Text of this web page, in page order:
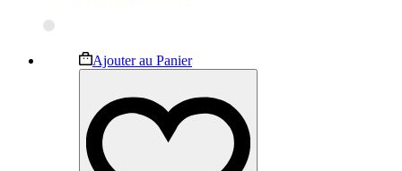
Ajouter au PanierCe
plusieurs
variations.
options